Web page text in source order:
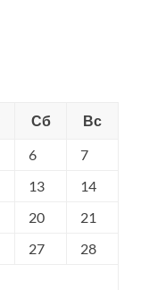
Сб
Вс
6
7
13
14
20
21
27
28